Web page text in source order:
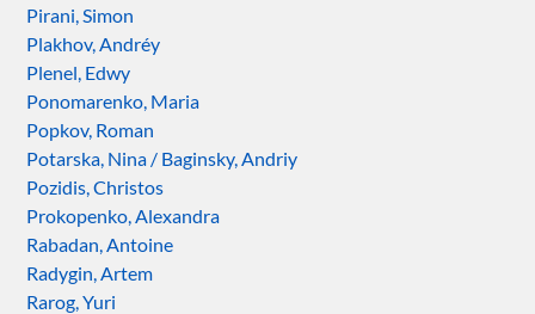
Pirani, Simon
Plakhov, Andréy
Plenel, Edwy
Ponomarenko, Maria
Popkov, Roman
Potarska, Nina / Baginsky, Andriy
Pozidis, Christos
Prokopenko, Alexandra
Rabadan, Antoine
Radygin, Artem
Rarog, Yuri